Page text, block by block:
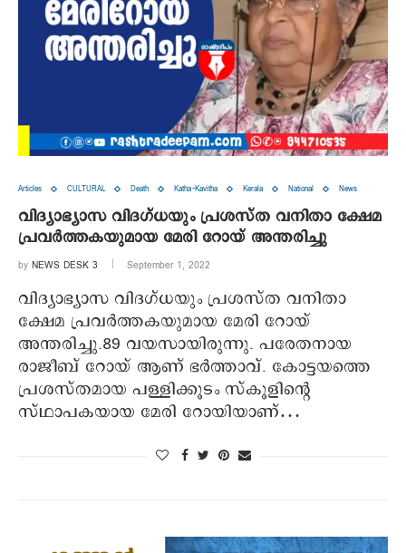
Articles CULTURAL Death Katha-Kavitha Kerala National News
വിദ്യാഭ്യാസ വിദഗ്ധയും പ്രശസ്ത വനിതാ ക്ഷേമ
പ്രവര്‍ത്തകയുമായ മേരി റോയ് അന്തരിച്ചു
by NEWS DESK 3 September 1, 2022
വിദ്യാഭ്യാസ വിദഗ്ധയും പ്രശസ്ത വനിതാ
ക്ഷേമ പ്രവര്‍ത്തകയുമായ മേരി റോയ്
അന്തരിച്ചു.89 വയസായിരുന്നു. പരേതനായ
രാജീബ് റോയ് ആണ് ഭര്‍ത്താവ്. കോട്ടയത്തെ
പ്രശസ്തമായ പള്ളിക്കൂടം സ്‌കൂളിന്റെ
സ്ഥാപകയായ മേരി റോയിയാണ്…